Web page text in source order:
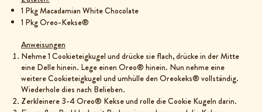
1 Pkg Macadamian White Chocolate
1 Pkg Oreo-Kekse®
Anweisungen
Nehme 1 Cookieteigkugel und drücke sie flach, drücke in der Mitte
eine Delle hinein. Lege einen Oreo® hinein. Nun nehme eine
weitere Cookieteigkugel und umhülle den Oreokeks® vollständig.
Wiederhole dies nach Belieben.
Zerkleinere 3-4 Oreo® Kekse und rolle die Cookie Kugeln darin.